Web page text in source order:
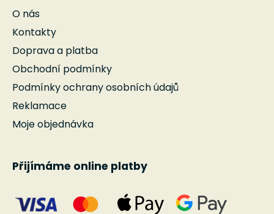
O nás
Kontakty
Doprava a platba
Obchodní podmínky
Podmínky ochrany osobních údajů
Reklamace
Moje objednávka
Přijímáme online platby